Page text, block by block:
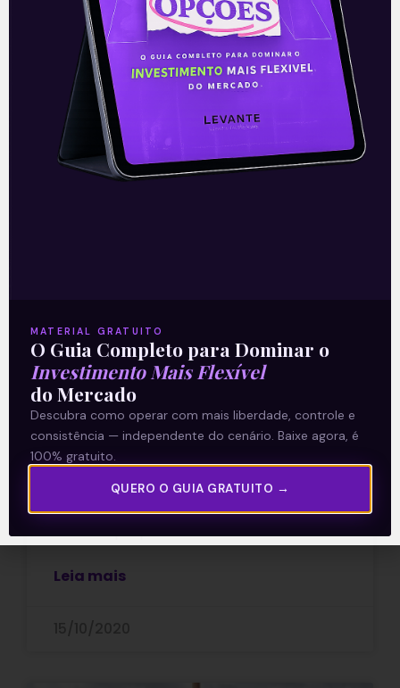
incorporação da empresa
Leia mais
27/11/2020
Klabin negocia royalties
Segundo informações de mercado, a
empresa de participações do BNDES, a
BNDESPar, que detém aproximadamente
14 por cento do capital da Klabin, aceitou
a contraproposta
Leia mais
MATERIAL GRATUITO
O Guia Completo para Dominar o
Investimento Mais Flexível
do Mercado
Descubra como operar com mais liberdade, controle e
consistência — independente do cenário. Baixe agora, é
100% gratuito.
QUERO O GUIA GRATUITO →